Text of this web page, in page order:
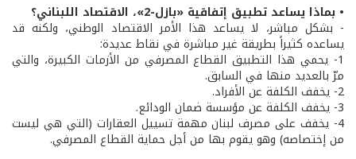
• بماذا يساعد تطبيق إتفاقية «بازل-2»، الاقتصاد اللبناني؟
- بشكل مباشر، لا يساعد هذا الأمر الاقتصاد الوطني، ولكنه قد
يساعده كثيراً بطريقة غير مباشرة في نقاط عديدة:
1- يحمي هذا التطبيق القطاع المصرفي من الأزمات الكبيرة، والتي
مرّ بالعديد منها في السابق.
2- يخفف الكلفة عن الأفراد.
3- يخفف الكلفة عن مؤسسة ضمان الودائع.
4- يخفف على مصرف لبنان مهمة تسييل العقارات (التي هي ليست
من إختصاصه) وهو يقوم بها من أجل حماية القطاع المصرفي.